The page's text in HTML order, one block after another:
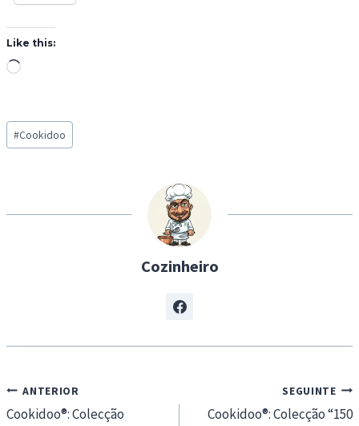
Like this:
L
d
i
…
Post
Tags:
#Cookidoo
Cozinheiro
Navegação
de
ANTERIOR
Cookidoo®: Colecção
SEGUINTE
Cookidoo®: Colecção “150